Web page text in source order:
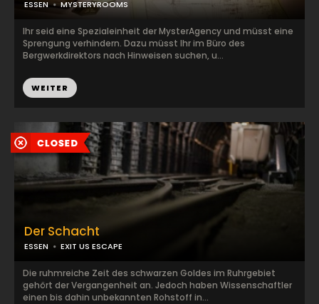
ESSEN MYSTERYROOMS
Ihr seid eine Spezialeinheit der MysterAgency und müsst eine
Sprengung verhindern. Dazu müsst Ihr im Büro des
Bergwerkdirektors nach Hinweisen suchen, u...
WEITER
Der Schacht
ESSEN EXIT US ESCAPE
Die ruhmreiche Zeit des schwarzen Goldes im Ruhrgebiet
gehört der Vergangenheit an. Jedoch haben Wissenschaftler
einen bis dahin unbekannten Rohstoff in...